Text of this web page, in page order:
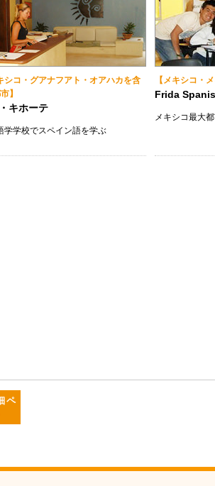
シコ・グアナフアト・オアハカを含
】
キホーテ
学学校でスペイン語を学ぶ
【メキシコ・
Frida
メキシコ最大
ペ